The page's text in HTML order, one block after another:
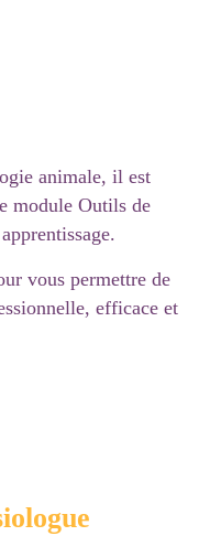
animale, il est
module Outils de
vous permettre de
efficace et